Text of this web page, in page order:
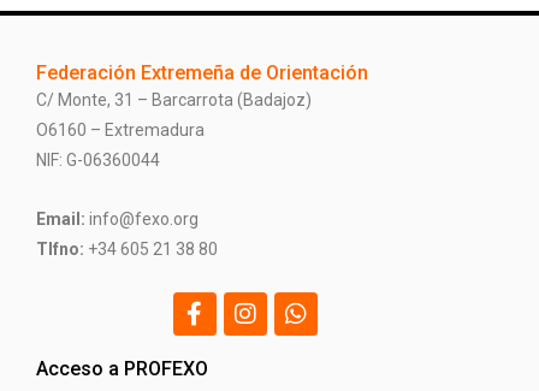
Federación Extremeña de Orientación
C/ Monte, 31 – Barcarrota (Badajoz)
O6160 – Extremadura
NIF: G-06360044
Email: info@fexo.org
Tlfno: +34 605 21 38 80
Acceso a PROFEXO